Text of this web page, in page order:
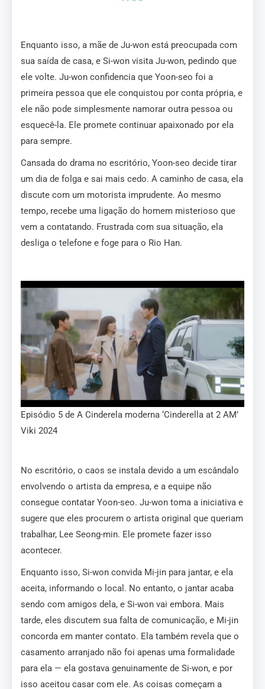
Enquanto isso, a mãe de Ju-won está preocupada com
sua saída de casa, e Si-won visita Ju-won, pedindo que
ele volte. Ju-won confidencia que Yoon-seo foi a
primeira pessoa que ele conquistou por conta própria, e
ele não pode simplesmente namorar outra pessoa ou
esquecê-la. Ele promete continuar apaixonado por ela
para sempre.
Cansada do drama no escritório, Yoon-seo decide tirar
um dia de folga e sai mais cedo. A caminho de casa, ela
discute com um motorista imprudente. Ao mesmo
tempo, recebe uma ligação do homem misterioso que
vem a contatando. Frustrada com sua situação, ela
desliga o telefone e foge para o Rio Han.
Episódio 5 de A Cinderela moderna ‘Cinderella at 2 AM’
Viki 2024
No escritório, o caos se instala devido a um escândalo
envolvendo o artista da empresa, e a equipe não
consegue contatar Yoon-seo. Ju-won toma a iniciativa e
sugere que eles procurem o artista original que queriam
trabalhar, Lee Seong-min. Ele promete fazer isso
acontecer.
Enquanto isso, Si-won convida Mi-jin para jantar, e ela
aceita, informando o local. No entanto, o jantar acaba
sendo com amigos dela, e Si-won vai embora. Mais
tarde, eles discutem sua falta de comunicação, e Mi-jin
concorda em manter contato. Ela também revela que o
casamento arranjado não foi apenas uma formalidade
para ela — ela gostava genuinamente de Si-won, e por
isso aceitou casar com ele. As coisas começam a